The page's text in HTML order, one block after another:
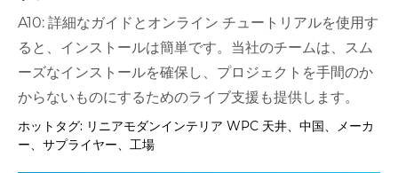
A10: 詳細なガイドとオンライン チュートリアルを使用す
ると、インストールは簡単です。当社のチームは、スム
ーズなインストールを確保し、プロジェクトを手間のか
からないものにするためのライブ支援も提供します。
ホットタグ: リニアモダンインテリア WPC 天井、中国、メーカ
ー、サプライヤー、工場